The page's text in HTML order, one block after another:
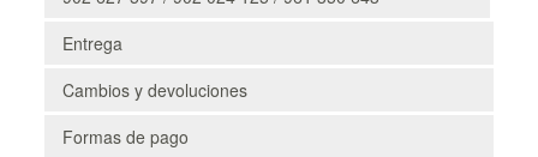
Entrega
Cambios y devoluciones
Formas de pago